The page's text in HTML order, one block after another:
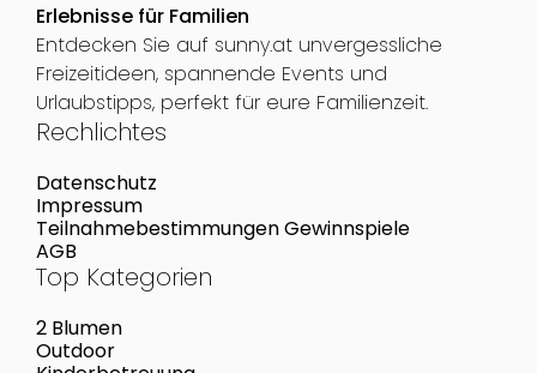
Erlebnisse für Familien
Entdecken Sie auf sunny.at unvergessliche
Freizeitideen, spannende Events und
Urlaubstipps, perfekt für eure Familienzeit.
Rechlichtes
Datenschutz
Impressum
Teilnahmebestimmungen Gewinnspiele
AGB
Top Kategorien
2 Blumen
Outdoor